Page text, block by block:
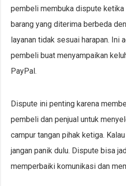
pembeli membuka dispute
barang yang diterima berbeda
layanan tidak sesuai harapan. Ini
pembeli buat menyampaikan
PayPal.
Dispute ini penting karena
pembeli dan penjual untuk
campur tangan pihak ketiga.
jangan panik dulu. Dispute bisa
memperbaiki komunikasi dan